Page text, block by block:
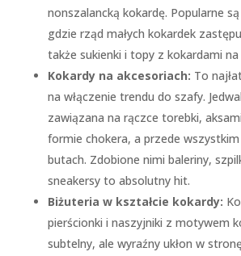
nonszalancką kokardę. Popularne
gdzie rząd małych kokardek
także sukienki i topy z kokardami na
Kokardy na akcesoriach: To
na włączenie trendu do szafy.
zawiązana na rączce torebki,
formie chokera, a przede
butach. Zdobione nimi baleriny,
sneakersy to absolutny hit.
Biżuteria w kształcie kokardy:
pierścionki i naszyjniki z motywem
subtelny, ale wyraźny ukłon w